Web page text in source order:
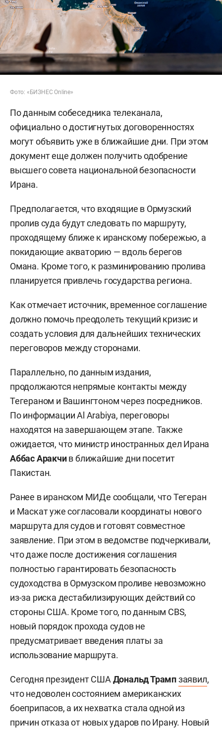
Фото: «БИЗНЕС Online»
По данным собеседника телеканала,
официально о достигнутых договоренностях
могут объявить уже в ближайшие дни. При этом
документ еще должен получить одобрение
высшего совета национальной безопасности
Ирана.
Предполагается, что входящие в Ормузский
пролив суда будут следовать по маршруту,
проходящему ближе к иранскому побережью, а
покидающие акваторию — вдоль берегов
Омана. Кроме того, к разминированию пролива
планируется привлечь государства региона.
Как отмечает источник, временное соглашение
должно помочь преодолеть текущий кризис и
создать условия для дальнейших технических
переговоров между сторонами.
Параллельно, по данным издания,
продолжаются непрямые контакты между
Тегераном и Вашингтоном через посредников.
По информации Al Arabiya, переговоры
находятся на завершающем этапе. Также
ожидается, что министр иностранных дел Ирана
Аббас Аракчив ближайшие дни посетит
Пакистан.
Ранее в иранском МИДе сообщали, что Тегеран
и Маскат уже согласовали координаты нового
маршрута для судов и готовят совместное
заявление. При этом в ведомстве подчеркивали,
что даже после достижения соглашения
полностью гарантировать безопасность
судоходства в Ормузском проливе невозможно
из-за риска дестабилизирующих действий со
стороны США. Кроме того, по данным CBS,
новый порядок прохода судов не
предусматривает введения платы за
использование маршрута.
Сегодня президент СШАДональд Трампзаявил,
что недоволен состоянием американских
боеприпасов, а их нехватка стала одной из
причин отказа от новых ударов по Ирану. Новый